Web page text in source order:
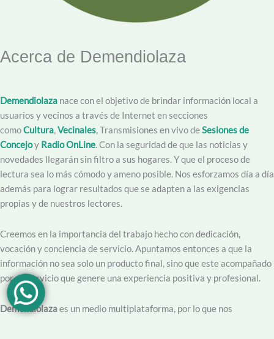
Acerca de Demendiolaza
Demendiolaza nace con el objetivo de brindar información local a
usuarios y vecinos a través de Internet en secciones
comoCultura Vecinales , Transmisiones en vivo deSesiones de
Concejoy Radio OnLine . Con la seguridad de que las noticias y
novedades llegarán sin filtro a sus hogares. Y que el proceso de
lectura sea lo más cómodo y ameno posible. Nos esforzamos día a día
además para lograr resultados que se adapten a las exigencias
propias y de nuestros lectores.
Creemos en la importancia del trabajo hecho con dedicación,
vocación y conciencia de servicio. Apuntamos entonces a que la
información no sea solo un producto final, sino que este acompañado
por un servicio que genere una experiencia positiva y profesional.
Demendiolazaes un medio multiplataforma, por lo que nos